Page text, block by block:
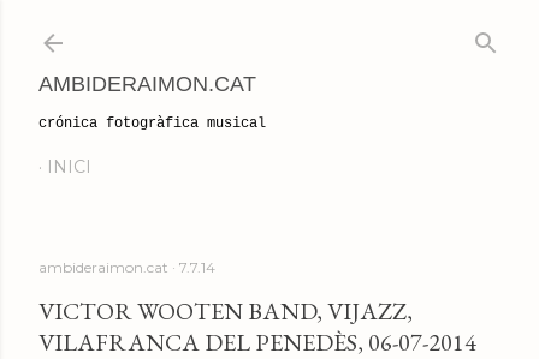
AMBIDERAIMON.CAT
crónica fotogràfica musical
INICI
ambideraimon.cat 7.7.14
VICTOR WOOTEN BAND, VIJAZZ,
VILAFRANCA DEL PENEDÈS, 06-07-2014